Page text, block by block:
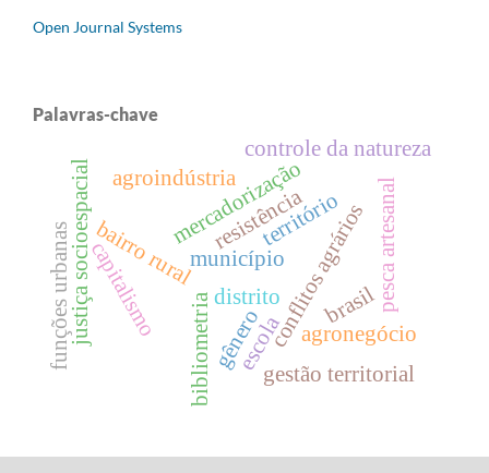
Open Journal Systems
Palavras-chave
município
distrito
bairro rural
escola
resistênciaconflitos agrários
agronegócio
mercadorização
controle da natureza
capitalismo
agroindústria
território
gênero
pesca artesanal
justiça socioespacial
bibliometria gestão territorial
funções urbanas brasil